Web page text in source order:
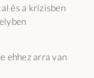
és a krízisben
ehhez arra van